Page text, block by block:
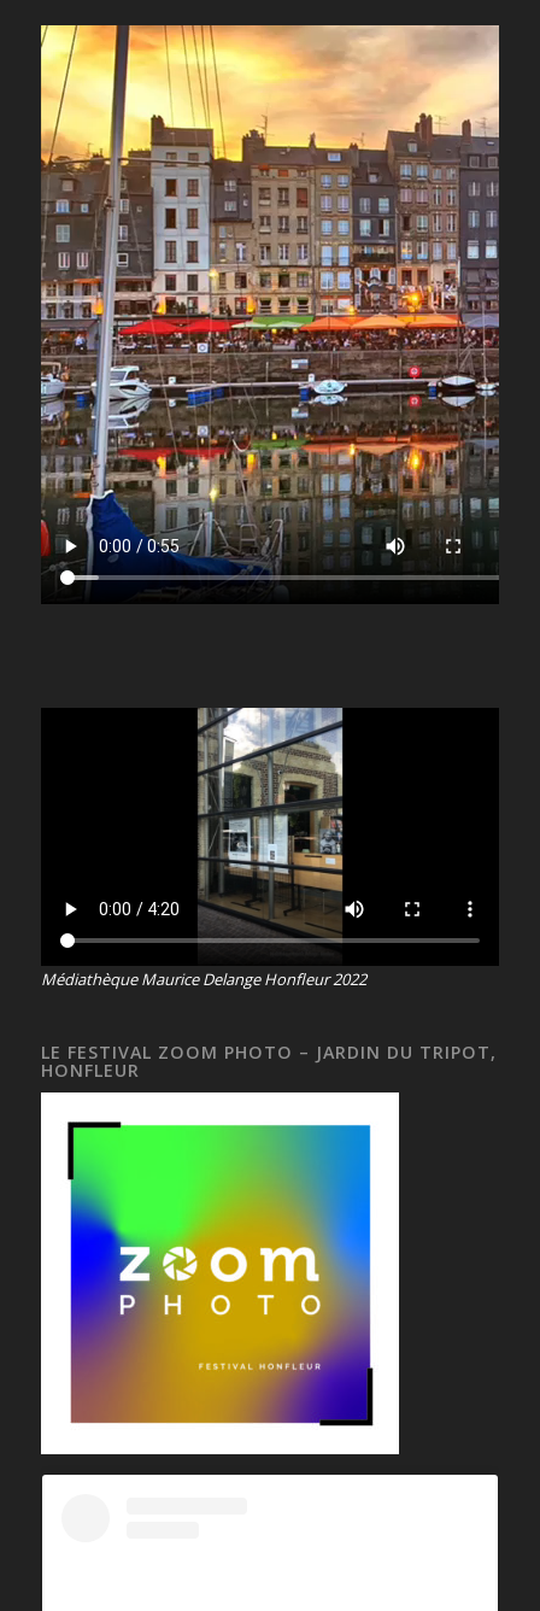
Médiathèque Maurice Delange Honfleur 2022
LE FESTIVAL ZOOM PHOTO – JARDIN DU TRIPOT,
HONFLEUR